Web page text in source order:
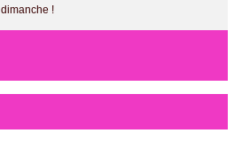
dimanche !